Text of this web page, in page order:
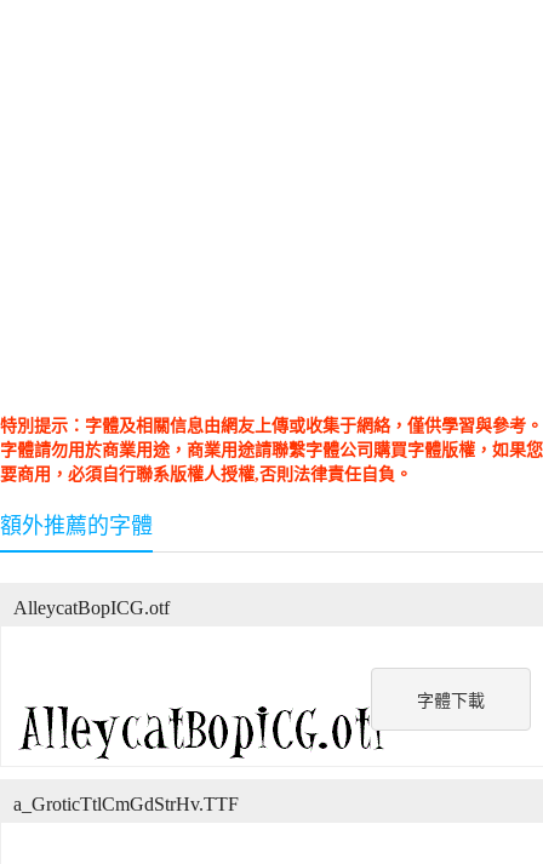
特別提示：字體及相關信息由網友上傳或收集于網絡，僅供學習與參考。
字體請勿用於商業用途，商業用途請聯繫字體公司購買字體版權，如果您
要商用，必須自行聯系版權人授權,否則法律責任自負。
額外推薦的字體
字體下載
AlleycatBopICG.otf
a_GroticTtlCmGdStrHv.TTF